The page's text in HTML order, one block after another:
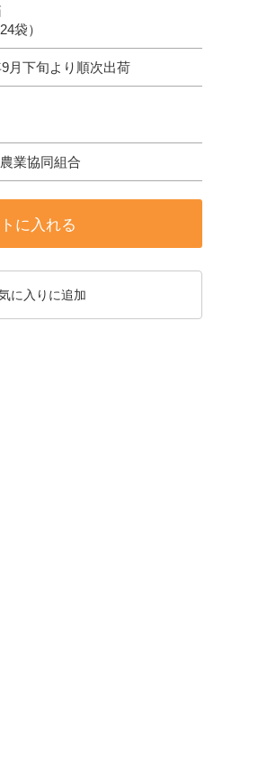
袋）
9月下旬より順次出荷
業協同組合
に入れる
に入りに追加